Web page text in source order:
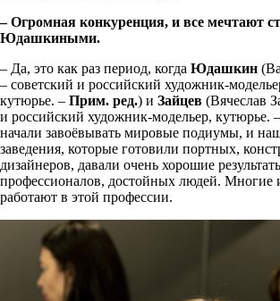
– Огромная конкуренция, и все мечтают
Юдашкиными.
– Да, это как раз период, когда Юдашкин
– советский и российский художник-
кутюрье. – Прим. ред.) и Зайцев (Вячеслав
и российский художник-модельер, кутюрье. –
начали завоёвывать мировые подиумы, и
заведения, которые готовили портных,
дизайнеров, давали очень хорошие
профессионалов, достойных людей. Многие
работают в этой профессии.